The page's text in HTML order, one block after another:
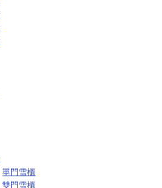
單門雪櫃
雙門雪櫃